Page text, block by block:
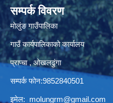
सम्पर्क विवरण
मोलुंङ गाउँपालिका
गाउँ कार्यपालिकाको कार्यालय
प्राप्चा , ओखलढुंगा
सम्पर्क फोन:9852840501
इमेल: molungrm@gmail.com